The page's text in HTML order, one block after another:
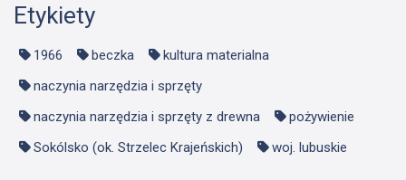
Etykiety
1966 beczka
kultura materialna
naczynia narzędzia i sprzęty
naczynia narzędzia i sprzęty z drewna
pożywienie
Sokólsko (ok. Strzelec Krajeńskich)
woj. lubuskie